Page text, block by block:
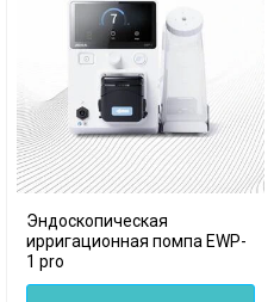
Эндоскопическая
ирригационная помпа EWP-
1 pro